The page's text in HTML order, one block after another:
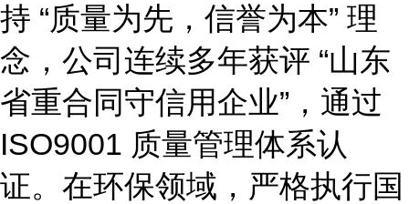
持 “质量为先，信誉为本” 理
念，公司连续多年获评 “山东
省重合同守信用企业”，通过
ISO9001 质量管理体系认
证。在环保领域，严格执行国